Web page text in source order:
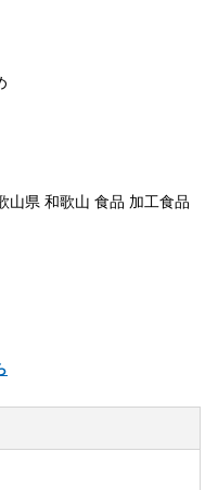
山県 和歌山 食品 加工食品